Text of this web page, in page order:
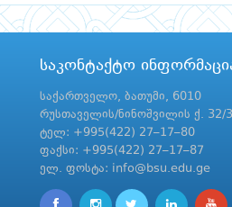
საკონტაქტო
საქართველო, ბათუმი, 6010
რუსთაველის/ნინოშვილის ქ. 32/
ტელ: +995(422) 27–17–80
ფაქსი: +995(422) 27–17–87
ელ. ფოსტა: info@bsu.edu.ge